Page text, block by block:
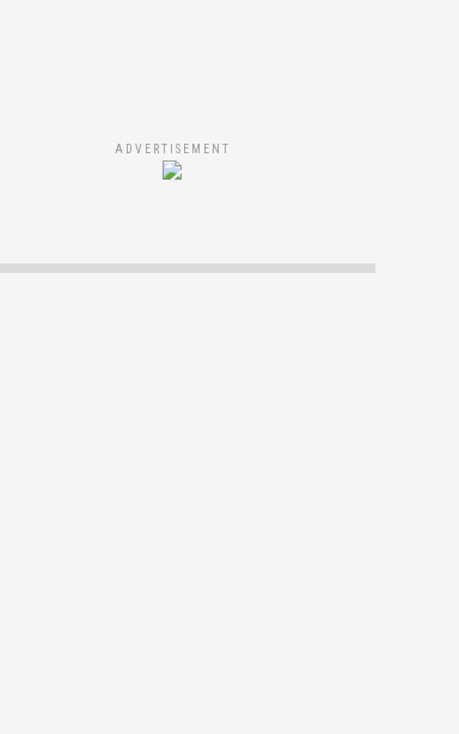
ADVERTISEMENT